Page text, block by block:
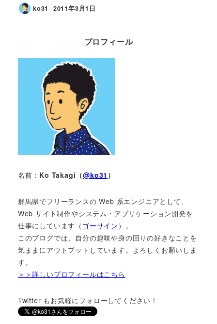
ko31 2011年3月1日
プロフィール
名前： Ko Takagi（@ko31 ）
群馬県でフリーランスの Web 系エンジニアとして、
Web サイト制作やシステム・アプリケーション開発を
仕事にしています（ ゴーサイン ）。
このブログでは、自分の趣味や身の回りの好きなことを
気ままにアウトプットしています。よろしくお願いしま
す。
＞＞詳しいプロフィールはこちら
Twitter もお気軽にフォローしてください！